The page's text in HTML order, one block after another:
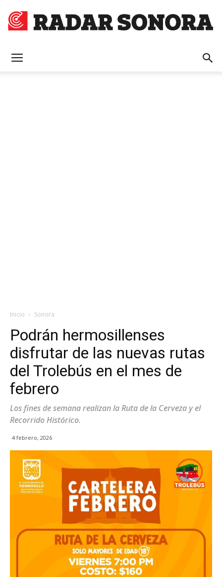
Inicio Sonora
Podrán hermosillenses
disfrutar de las nuevas rutas
del Trolebús en el mes de
febrero
Los fines de semana realizan la Ruta de la Cerveza y el
Recorrido Histórico.
4 febrero, 2026